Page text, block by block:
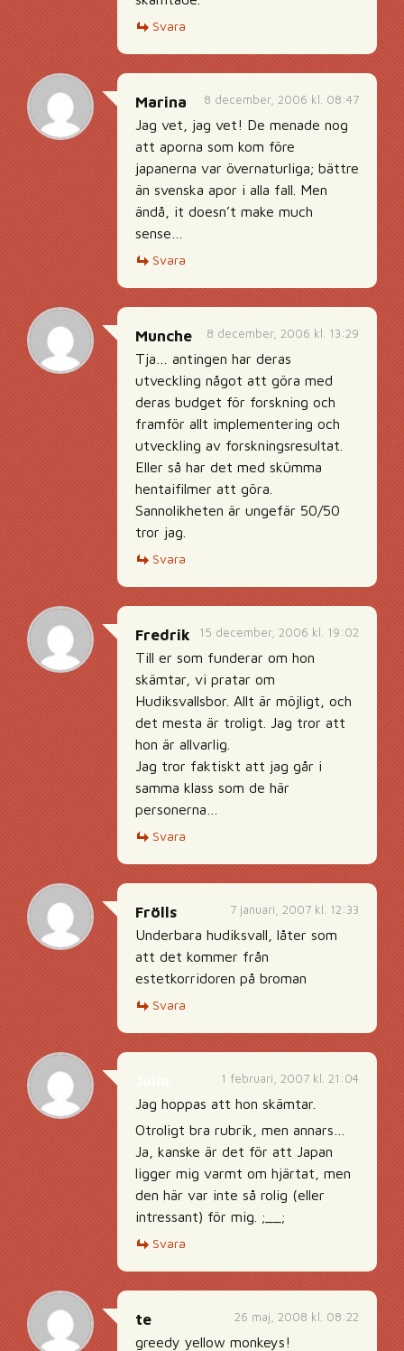
Svara
8 december, 2006 kl. 08:47
Marina
Jag vet, jag vet! De menade nog
att aporna som kom före
japanerna var övernaturliga; bättre
än svenska apor i alla fall. Men
ändå, it doesn’t make much
sense…
Svara
8 december, 2006 kl. 13:29
Munche
Tja… antingen har deras
utveckling något att göra med
deras budget för forskning och
framför allt implementering och
utveckling av forskningsresultat.
Eller så har det med skümma
hentaifilmer att göra.
Sannolikheten är ungefär 50/50
tror jag.
Svara
15 december, 2006 kl. 19:02
Fredrik
Till er som funderar om hon
skämtar, vi pratar om
Hudiksvallsbor. Allt är möjligt, och
det mesta är troligt. Jag tror att
hon är allvarlig.
Jag tror faktiskt att jag går i
samma klass som de här
personerna…
Svara
7 januari, 2007 kl. 12:33
Frölls
Underbara hudiksvall, låter som
att det kommer från
estetkorridoren på broman
Svara
1 februari, 2007 kl. 21:04
Jag hoppas att hon skämtar.
Otroligt bra rubrik, men annars…
Ja, kanske är det för att Japan
ligger mig varmt om hjärtat, men
den här var inte så rolig (eller
intressant) för mig. ;__;
Svara
26 maj, 2008 kl. 08:22
te
greedy yellow monkeys!